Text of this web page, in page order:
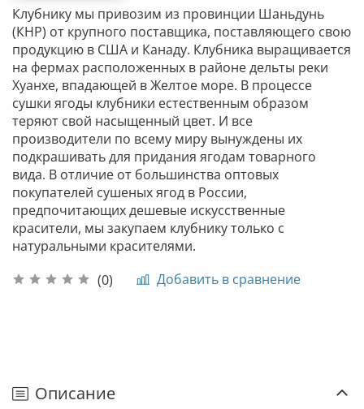
(0) Добавить в сравнение
Клубнику мы привозим из провинции Шаньдунь
(КНР) от крупного поставщика, поставляющего свою
продукцию в США и Канаду. Клубника выращивается
на фермах расположенных в районе дельты реки
Хуанхе, впадающей в Желтое море. В процессе
сушки ягоды клубники естественным образом
теряют свой насыщенный цвет. И все
производители по всему миру вынуждены их
подкрашивать для придания ягодам товарного
вида. В отличие от большинства оптовых
покупателей сушеных ягод в России,
предпочитающих дешевые искусственные
красители, мы закупаем клубнику только с
натуральными красителями.
Описание